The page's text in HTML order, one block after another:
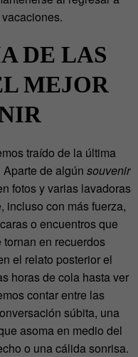
DE LAS
MEJOR
traído de la última
de algún souvenir
fotos y varias lavadoras
incluso con más fuerza,
o encuentros que
en recuerdos
el relato posterior el
horas de cola hasta ver
contar entre las
súbita, una
asoma en medio del
o una cálida sonrisa.